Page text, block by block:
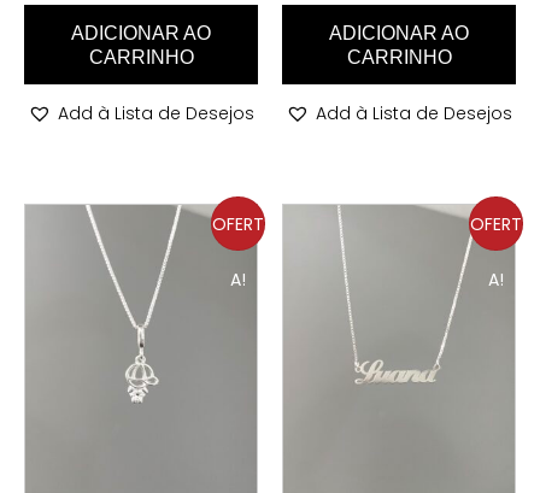
ADICIONAR AO
CARRINHO
Add à Lista de Desejos
ADICIONAR AO
CARRINHO
Add à Lista de Desejos
OFERT
A!
OFERT
A!